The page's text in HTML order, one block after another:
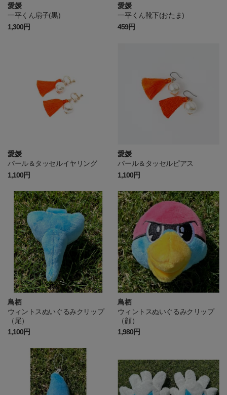
愛媛
一平くん扇子(黒)
1,300円
愛媛
一平くん靴下(おたま)
459円
愛媛
パール＆タッセルイヤリング
1,100円
愛媛
パール＆タッセルピアス
1,100円
鳥栖
ウィントスぬいぐるみクリップ
（尾）
1,100円
鳥栖
ウィントスぬいぐるみクリップ
（顔）
1,980円